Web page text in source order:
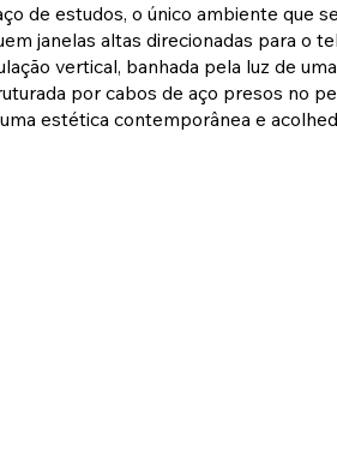
de estudos, o único ambiente que
janelas altas direcionadas para o
vertical, banhada pela luz de
por cabos de aço presos no
estética contemporânea e